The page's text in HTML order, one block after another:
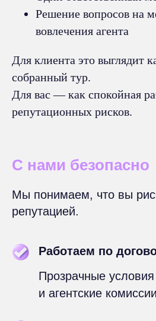
Решение вопросов на
вовлечения агента
Для клиента это выглядит
собранный тур.
Для вас — как спокойная
репутационных рисков.
С нами безопасно
Мы понимаем, что вы
репутацией.
Работаем по
Прозрачные условия
и агентские